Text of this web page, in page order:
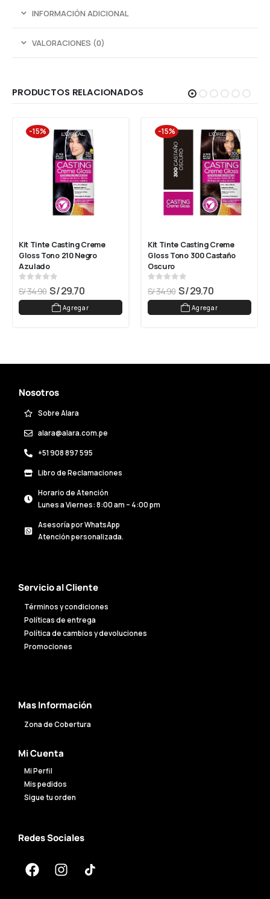
INFORMACIÓN ADICIONAL
VALORACIONES (0)
PRODUCTOS RELACIONADOS
-15%
Kit Tinte Casting Creme
Gloss Tono 210 Negro
Azulado
out of 5
S/34.90 S/29.70
Agregar
-15%
Kit Tinte Casting Creme
Gloss Tono 300 Castaño
Oscuro
out of 5
S/34.90 S/29.70
Agregar
Nosotros
Sobre Alara
alara@alara.com.pe
+51 908 897 595
Libro de Reclamaciones
Horario de Atención
Lunes a Viernes: 8:00 am – 4:00 pm
Asesoría por WhatsApp
Atención personalizada.
Servicio al Cliente
Términos y condiciones
Políticas de entrega
Política de cambios y devoluciones
Promociones
Mas Información
Zona de Cobertura
Mi Cuenta
Mi Perfil
Mis pedidos
Sigue tu orden
Redes Sociales